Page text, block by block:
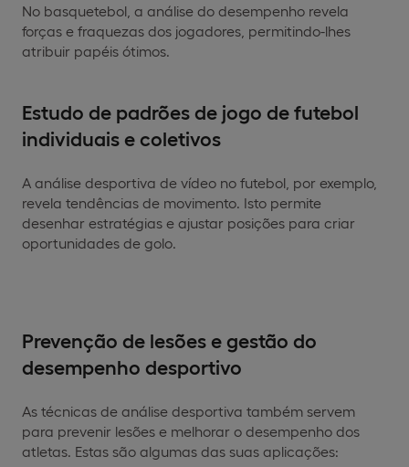
No basquetebol, a análise do desempenho revela
forças e fraquezas dos jogadores, permitindo-lhes
atribuir papéis ótimos.
Estudo de padrões de jogo de futebol
individuais e coletivos
A análise desportiva de vídeo no futebol, por exemplo,
revela tendências de movimento. Isto permite
desenhar estratégias e ajustar posições para criar
oportunidades de golo.
Prevenção de lesões e gestão do
desempenho desportivo
As técnicas de análise desportiva também servem
para prevenir lesões e melhorar o desempenho dos
atletas. Estas são algumas das suas aplicações: